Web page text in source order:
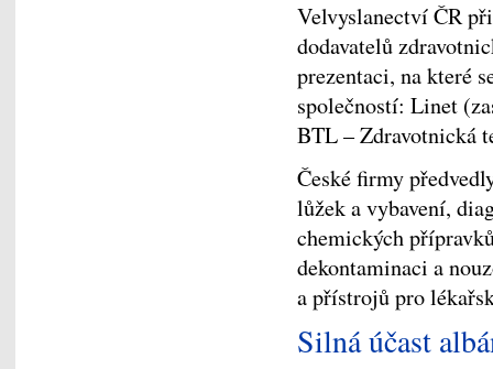
Velvyslanectví ČR
dodavatelů
prezentaci, na které
společností: Linet
BTL – Zdravotnická
České firmy
lůžek a vybavení,
chemických
dekontaminaci a
a přístrojů pro
Silná účast